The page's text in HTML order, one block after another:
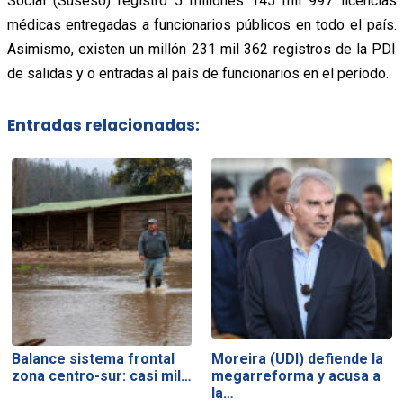
médicas entregadas a funcionarios públicos en todo el país.
Asimismo, existen un millón 231 mil 362 registros de la PDI
de salidas y o entradas al país de funcionarios en el período.
Entradas relacionadas:
Balance sistema frontal
zona centro-sur: casi mil…
Moreira (UDI) defiende la
megarreforma y acusa a
la…